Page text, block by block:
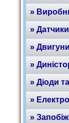
»
» Датчики
»
»
» Діоди
»
»